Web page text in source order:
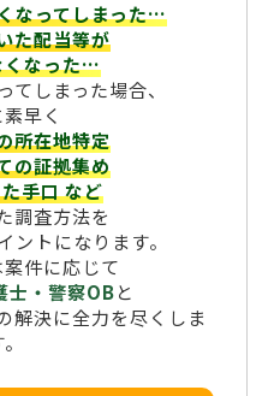
なってしまった…
た配当等が
くなった…
てしまった場合、
早く
所在地特定
の証拠集め
手口など
調査方法を
ントになります。
件に応じて
士・警察OBと
解決に全力を尽くしま